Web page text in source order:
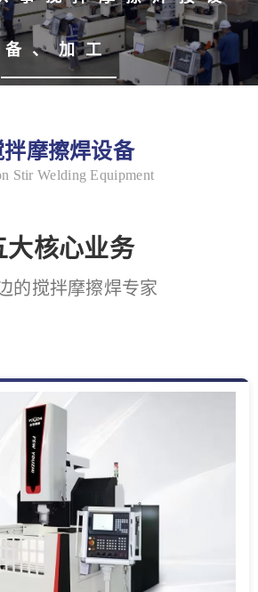
备、加工
拌摩擦焊设备
Stir Welding Equipment
大核心业务
的搅拌摩擦焊专家